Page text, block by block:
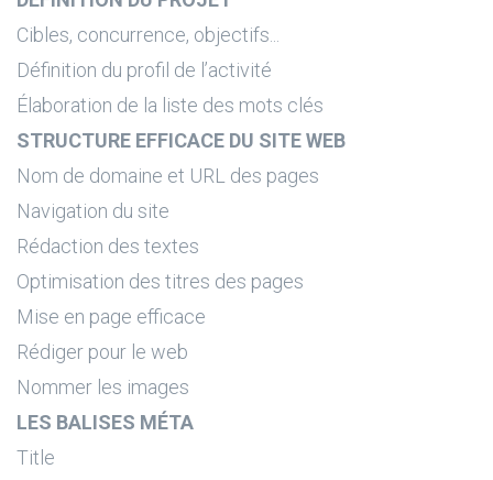
Cibles, concurrence, objectifs...
Définition du profil de l’activité
Élaboration de la liste des mots clés
STRUCTURE EFFICACE DU SITE WEB
Nom de domaine et URL des pages
Navigation du site
Rédaction des textes
Optimisation des titres des pages
Mise en page efficace
Rédiger pour le web
Nommer les images
LES BALISES MÉTA
Title